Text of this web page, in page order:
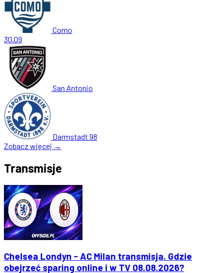
Como
30.09
San Antonio
Darmstadt 98
Zobacz więcej →
Transmisje
Chelsea Londyn - AC Milan transmisja. Gdzie
obejrzeć sparing online i w TV 08.08.2026?